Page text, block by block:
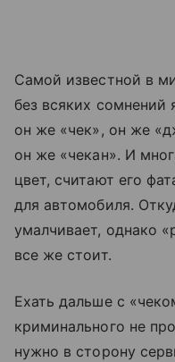
Самой известной в
без всяких сомнений
он же «чек», он же
он же «чекан». И
цвет, считают его
для автомобиля.
умалчивает, однако
все же стоит.
Ехать дальше с
криминального не
нужно в сторону